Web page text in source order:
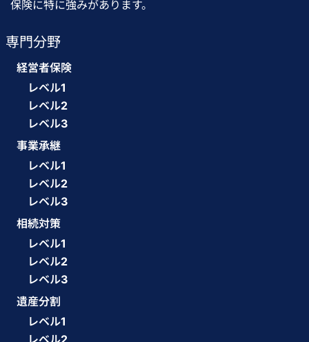
保険に特に強みがあります。
専門分野
経営者保険
レベル1
レベル2
レベル3
事業承継
レベル1
レベル2
レベル3
相続対策
レベル1
レベル2
レベル3
遺産分割
レベル1